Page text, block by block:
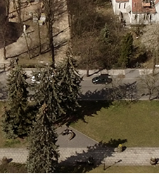
informacje
Radni Rady Miasta
Sesja Rady Miasta
Harmonogram
radnych
Komisje Rady Miasta
Terminarz spotkań
Uchwały Rady
Młodzieżowa Rada